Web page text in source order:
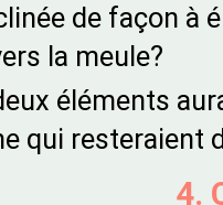
de façon à
la meule?
éléments
qui resteraient
4.